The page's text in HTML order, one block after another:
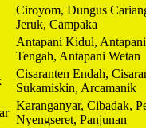
Ciroyom, Dungus
Jeruk, Campaka
Antapani Kidul,
Tengah, Antapani Wetan
Cisaranten Endah,
Sukamiskin, Arcamanik
Karanganyar, Cibadak,
Nyengseret, Panjunan